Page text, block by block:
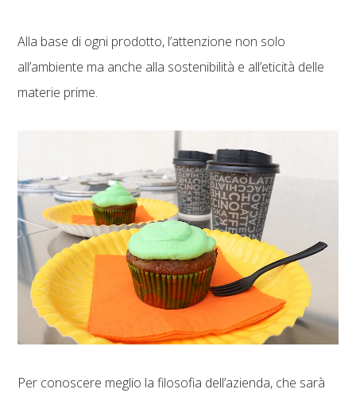
Alla base di ogni prodotto, l’attenzione non solo
all’ambiente ma anche alla sostenibilità e all’eticità delle
materie prime.
Per conoscere meglio la filosofia dell’azienda, che sarà